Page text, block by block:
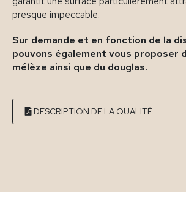
presque impeccable.
Sur demande et en fonction de la
pouvons également vous proposer
mélèze ainsi que du douglas.
DESCRIPTION DE LA QUALITÉ